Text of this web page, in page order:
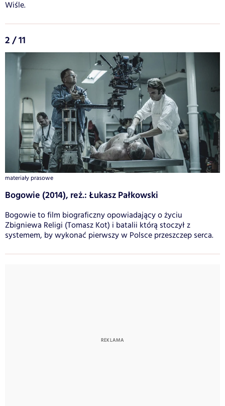
Wiśle.
2 / 11
materiały prasowe
Bogowie (2014), reż.: Łukasz Pałkowski
Bogowie to film biograficzny opowiadający o życiu
Zbigniewa Religi (Tomasz Kot) i batalii którą stoczył z
systemem, by wykonać pierwszy w Polsce przeszczep serca.